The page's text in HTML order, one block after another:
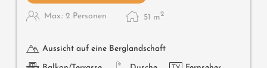
Max.: 2 Personen 51 m2
Aussicht auf eine Berglandschaft